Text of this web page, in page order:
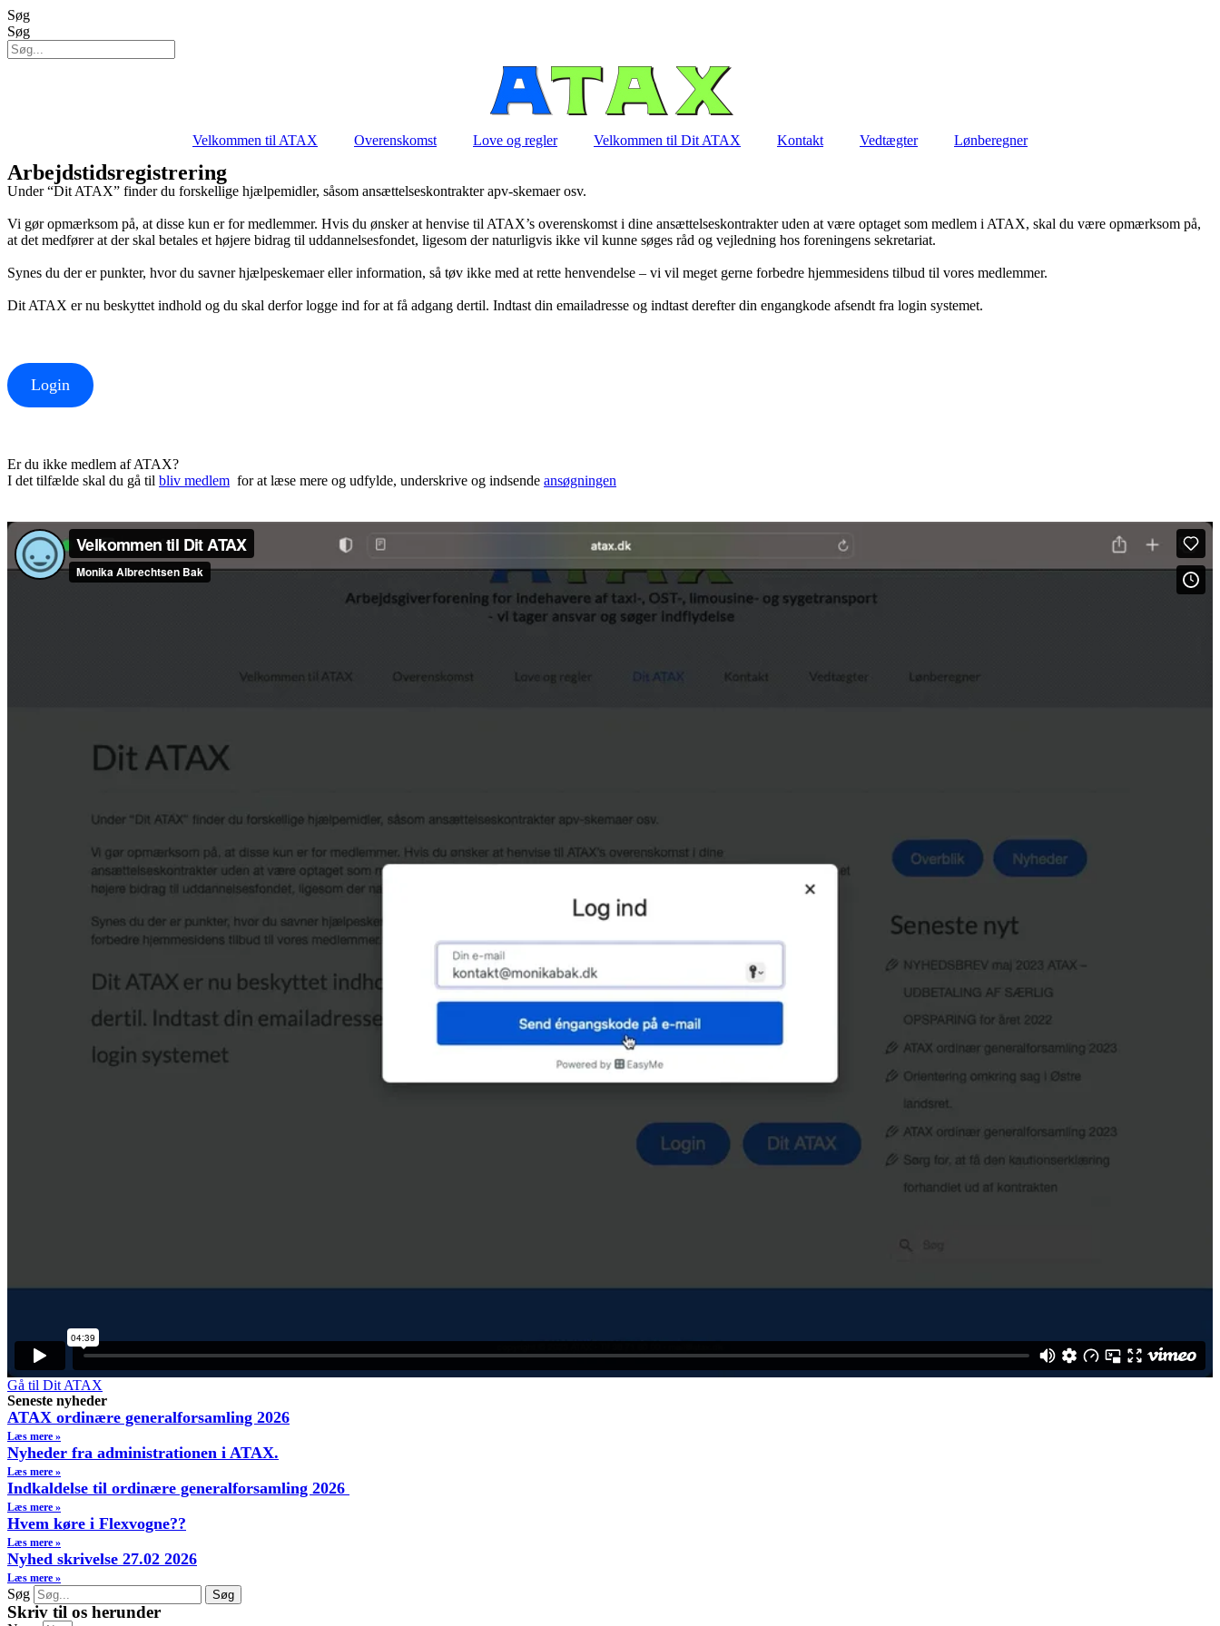
Videre
til
indhold
Søg
Søg
Velkommen til ATAX Overenskomst Love og regler Velkommen til Dit ATAX Kontakt Vedtægter Lønberegner
Arbejdstidsregistrering
Under “Dit ATAX” finder du forskellige hjælpemidler, såsom ansættelseskontrakter apv-skemaer osv.
Vi gør opmærksom på, at disse kun er for medlemmer. Hvis du ønsker at henvise til ATAX’s overenskomst i dine ansættelseskontrakter uden at være optaget som medlem i ATAX, skal du være opmærksom på,
at det medfører at der skal betales et højere bidrag til uddannelsesfondet, ligesom der naturligvis ikke vil kunne søges råd og vejledning hos foreningens sekretariat.
Synes du der er punkter, hvor du savner hjælpeskemaer eller information, så tøv ikke med at rette henvendelse – vi vil meget gerne forbedre hjemmesidens tilbud til vores medlemmer.
Dit ATAX er nu beskyttet indhold og du skal derfor logge ind for at få adgang dertil. Indtast din emailadresse og indtast derefter din engangkode afsendt fra login systemet.
Login
Er du ikke medlem af ATAX?
I det tilfælde skal du gå til bliv medlem for at læse mere og udfylde, underskrive og indsende ansøgningen
Gå til Dit ATAX
Seneste nyheder
ATAX ordinære generalforsamling 2026
Læs mere »
Nyheder fra administrationen i ATAX.
Læs mere »
Indkaldelse til ordinære generalforsamling 2026
Læs mere »
Hvem køre i Flexvogne??
Læs mere »
Nyhed skrivelse 27.02 2026
Læs mere »
Søg Søg
Skriv til os herunder